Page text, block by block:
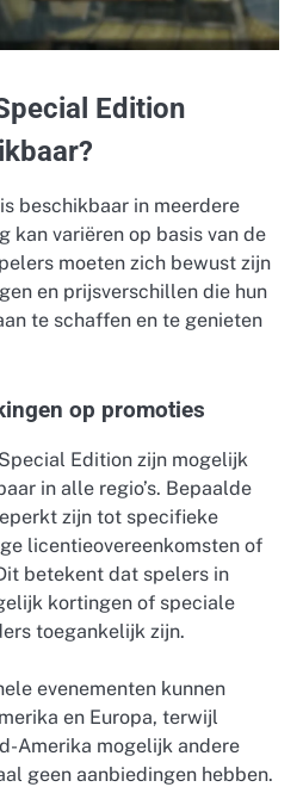
Edition
beschikbaar in meerdere
kan variëren op basis van de
moeten zich bewust zijn
en prijsverschillen die hun
te schaffen en te genieten
op promoties
Edition zijn mogelijk
in alle regio’s. Bepaalde
zijn tot specifieke
licentieovereenkomsten of
betekent dat spelers in
kortingen of speciale
toegankelijk zijn.
evenementen kunnen
en Europa, terwijl
Amerika mogelijk andere
geen aanbiedingen hebben.